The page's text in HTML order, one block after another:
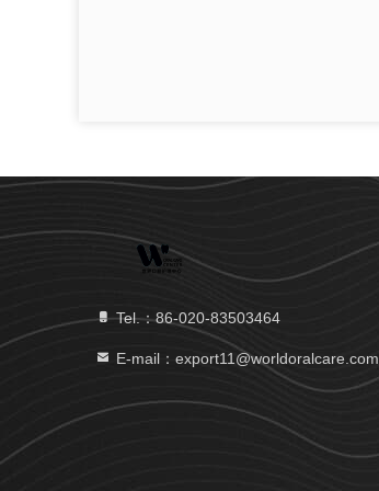
Tel.：86-020-83503464
E-mail：export11@worldoralcare.com